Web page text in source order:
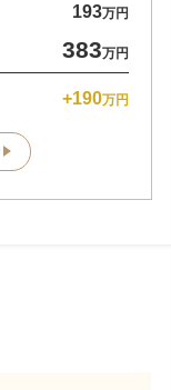
193万円
383万円
+190万円